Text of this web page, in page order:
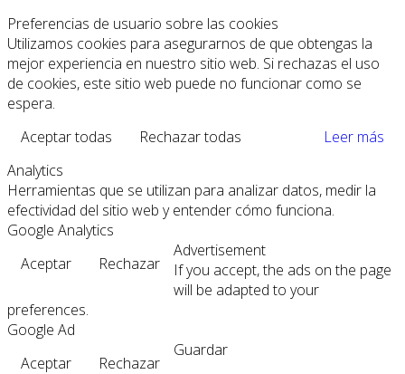
Preferencias de usuario sobre las cookies
Utilizamos cookies para asegurarnos de que obtengas la
mejor experiencia en nuestro sitio web. Si rechazas el uso
de cookies, este sitio web puede no funcionar como se
espera.
Aceptar todas
Rechazar todas
Leer más
Analytics
Herramientas que se utilizan para analizar datos, medir la
efectividad del sitio web y entender cómo funciona.
Google Analytics
Aceptar
Rechazar
Advertisement
If you accept, the ads on the page
will be adapted to your
preferences.
Google Ad
Aceptar
Rechazar
Guardar